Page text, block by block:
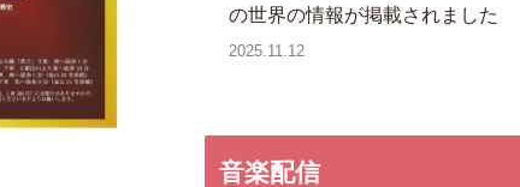
の世界の情報が掲載されました
2025.11.12
音楽配信